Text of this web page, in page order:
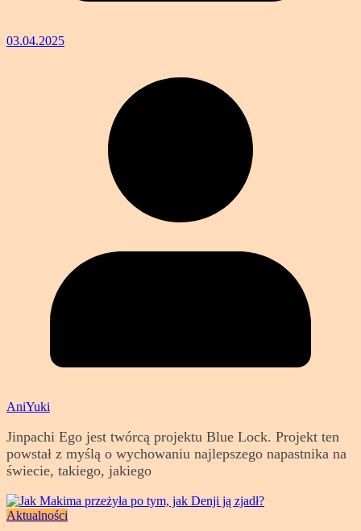
03.04.2025
AniYuki
Jinpachi Ego jest twórcą projektu Blue Lock. Projekt ten
powstał z myślą o wychowaniu najlepszego napastnika na
świecie, takiego, jakiego
Aktualności